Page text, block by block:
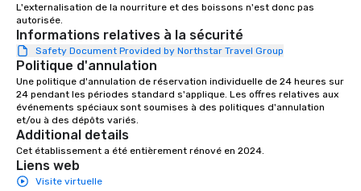
We’re huge fans of socials and
celebrations where people share
laughter and find joy. From birthdays,
to anniversaries, to graduations and
more, Premiere will bring the basics
you need to the party, and provide the
‘frills’ you want to help realize your
event dreams. If on the other hand,
you’re wanting to ‘get down to
business’, we can handle your wants
and needs equally well. We’re in
L'externalisation de la nourriture et des boissons n'est donc pas
autorisée.
Informations relatives à la sécurité
Safety Document Provided by Northstar Travel Group
Politique d'annulation
Une politique d'annulation de réservation individuelle de 24 heures sur
24 pendant les périodes standard s'applique. Les offres relatives aux
événements spéciaux sont soumises à des politiques d'annulation
et/ou à des dépôts variés.
Additional details
Cet établissement a été entièrement rénové en 2024.
Liens web
Visite virtuelle